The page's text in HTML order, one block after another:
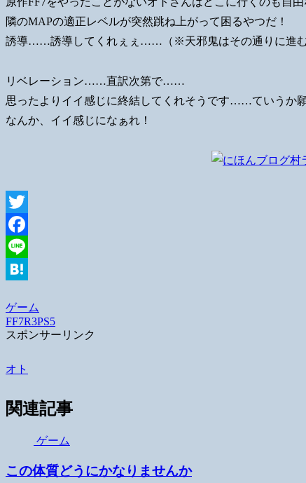
隣のMAPの適正レベルが突然跳ね上がって困るやつだ！
誘導……誘導してくれぇぇ……（※天邪鬼はその通りに進む
リベレーション……直訳次第で……
思ったよりイイ感じに終結してくれそうです……ていうか願
なんか、イイ感じになぁれ！
Twitter
Facebook
Line
ゲーム
FF7R3PS5
スポンサーリンク
オト
関連記事
ゲーム
この体質どうにかなりませんか